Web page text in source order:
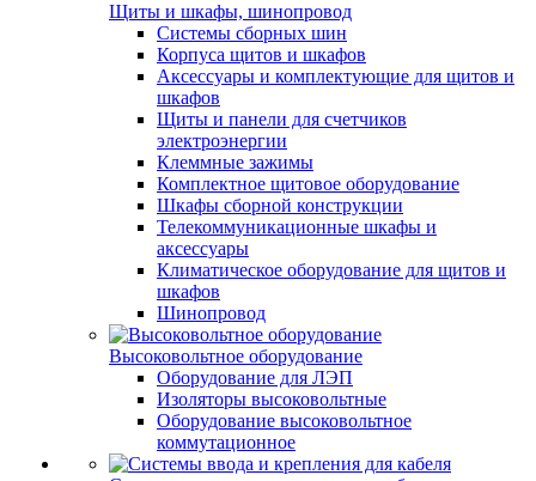
Щиты и шкафы, шинопровод
Системы сборных шин
Корпуса щитов и шкафов
Аксессуары и комплектующие для щитов и
шкафов
Щиты и панели для счетчиков
электроэнергии
Клеммные зажимы
Комплектное щитовое оборудование
Шкафы сборной конструкции
Телекоммуникационные шкафы и
аксессуары
Климатическое оборудование для щитов и
шкафов
Шинопровод
Высоковольтное оборудование
Оборудование для ЛЭП
Изоляторы высоковольтные
Оборудование высоковольтное
коммутационное